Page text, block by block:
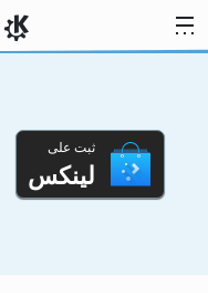
ثبت على
لينكس